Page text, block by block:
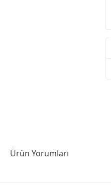
Ürün Yorumları